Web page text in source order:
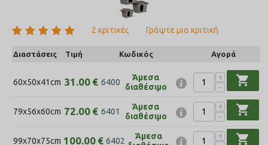
2 κριτικές Γράψτε μια κριτική
Διαστάσεις Τιμή Κωδικός Αγορά
60x50x41cm 31.00 € 6400
Άμεσα
διαθέσιμο
+
−
shopping_cart
79x56x60cm 72.00 € 6401
Άμεσα
διαθέσιμο
+
−
shopping_cart
99x70x75cm 100.00 € 6402
Άμεσα
+
shopping_cart